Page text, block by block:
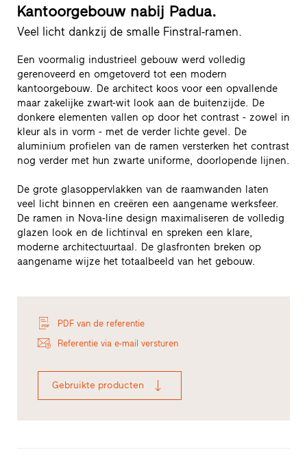
Kantoorgebouw nabij Padua.
Veel licht dankzij de smalle Finstral-ramen.
Een voormalig industrieel gebouw werd volledig
gerenoveerd en omgetoverd tot een modern
kantoorgebouw. De architect koos voor een opvallende
maar zakelijke zwart-wit look aan de buitenzijde. De
donkere elementen vallen op door het contrast - zowel in
kleur als in vorm - met de verder lichte gevel. De
aluminium profielen van de ramen versterken het contrast
nog verder met hun zwarte uniforme, doorlopende lijnen.
De grote glasoppervlakken van de raamwanden laten
veel licht binnen en creëren een aangename werksfeer.
De ramen in Nova-line design maximaliseren de volledig
glazen look en de lichtinval en spreken een klare,
moderne architectuurtaal. De glasfronten breken op
aangename wijze het totaalbeeld van het gebouw.
PDF van de referentie
Referentie via e-mail versturen
Gebruikte producten